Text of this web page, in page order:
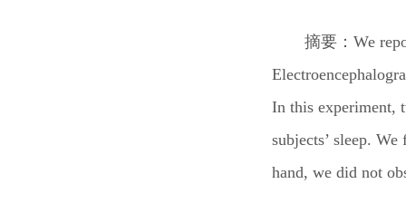
摘要： We
In this experiment,
subjects’ sleep.
hand, we did not